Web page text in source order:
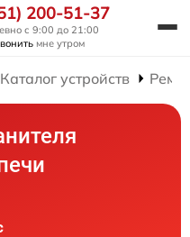
200-51-37
с 9:00 до 21:00
мне утром
Каталог устройств